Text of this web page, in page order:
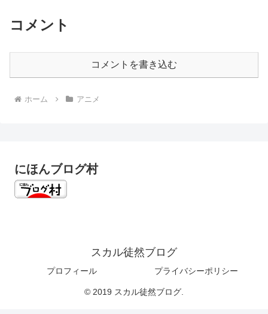
コメント
コメントを書き込む
ホーム アニメ
にほんブログ村
スカル徒然ブログ
プロフィール プライバシーポリシー
© 2019 スカル徒然ブログ.